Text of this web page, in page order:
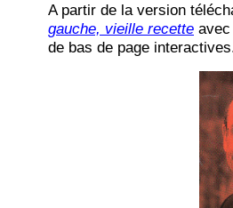
A partir de la version
gauche, vieille recette
de bas de page